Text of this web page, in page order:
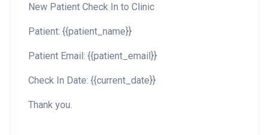
New Patient Check In to Clinic
Patient: {{patient_name}}
Patient Email: {{patient_email}}
Check In Date: {{current_date}}
Thank you.